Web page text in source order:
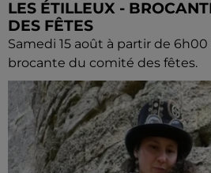
LES ÉTILLEUX -
DES FÊTES
Samedi 15 août à partir de
brocante du comité des fêtes.